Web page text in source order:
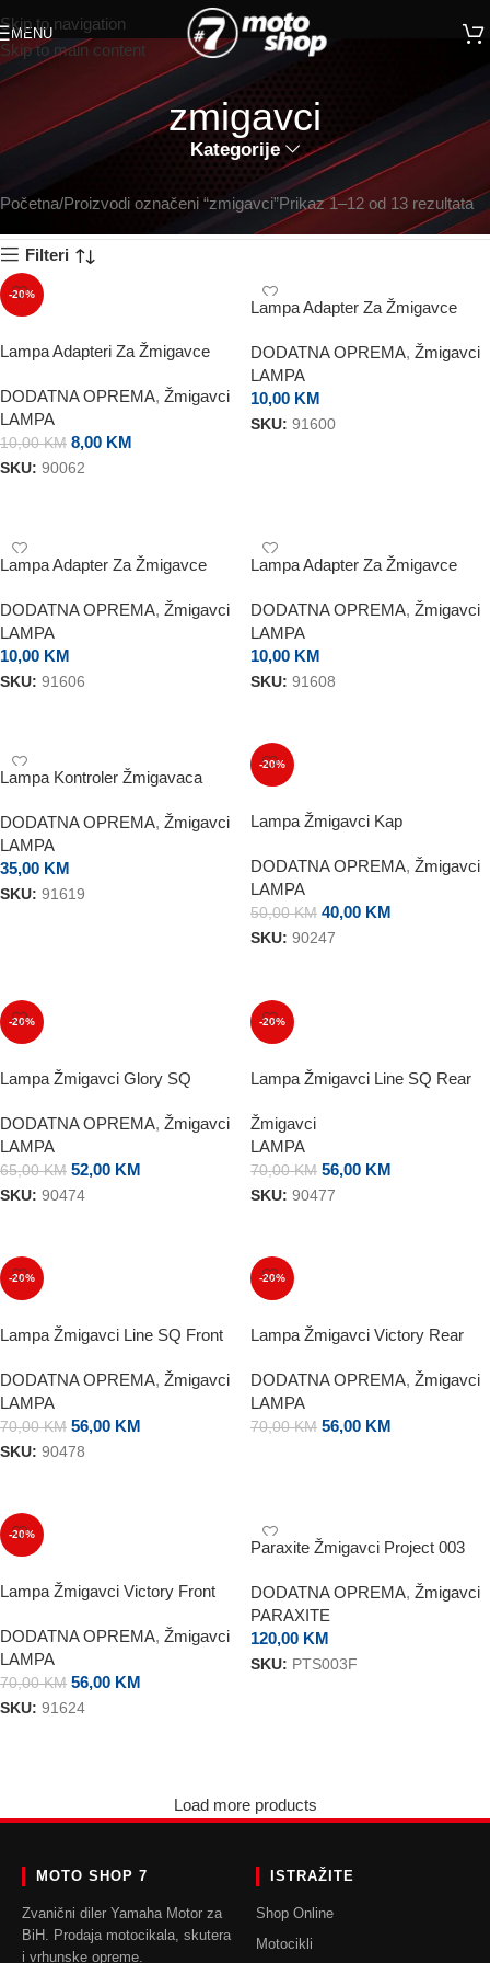
Skip to navigation
Skip to main content
MENU
zmigavci
Kategorije
Početna Proizvodi označeni “zmigavci”Prikaz 1–12 od 13 rezultata
Filteri
-20%
Lampa Adapteri Za Žmigavce
DODATNA OPREMA, Žmigavci
LAMPA
10,00KM 8,00 KM
SKU: 90062
Lampa Adapter Za Žmigavce
DODATNA OPREMA, Žmigavci
LAMPA
10,00 KM
SKU: 91600
Lampa Adapter Za Žmigavce
DODATNA OPREMA, Žmigavci
LAMPA
10,00 KM
SKU: 91606
Lampa Adapter Za Žmigavce
DODATNA OPREMA, Žmigavci
LAMPA
10,00 KM
SKU: 91608
Lampa Kontroler Žmigavaca
DODATNA OPREMA, Žmigavci
LAMPA
35,00 KM
SKU: 91619
-20%
Lampa Žmigavci Kap
DODATNA OPREMA, Žmigavci
LAMPA
50,00KM 40,00 KM
SKU: 90247
-20%
Lampa Žmigavci Glory SQ
DODATNA OPREMA, Žmigavci
LAMPA
65,00KM 52,00 KM
SKU: 90474
-20%
Lampa Žmigavci Line SQ Rear
Žmigavci
LAMPA
70,00KM 56,00 KM
SKU: 90477
-20%
Lampa Žmigavci Line SQ Front
DODATNA OPREMA, Žmigavci
LAMPA
70,00KM 56,00 KM
SKU: 90478
-20%
Lampa Žmigavci Victory Rear
DODATNA OPREMA, Žmigavci
LAMPA
70,00KM 56,00 KM
-20%
Lampa Žmigavci Victory Front
DODATNA OPREMA, Žmigavci
LAMPA
70,00KM 56,00 KM
SKU: 91624
Paraxite Žmigavci Project 003
DODATNA OPREMA, Žmigavci
PARAXITE
120,00 KM
SKU: PTS003F
Load more products
MOTO SHOP 7
Zvanični diler Yamaha Motor za
BiH. Prodaja motocikala, skutera
i vrhunske opreme.
ISTRAŽITE
Shop Online
Motocikli